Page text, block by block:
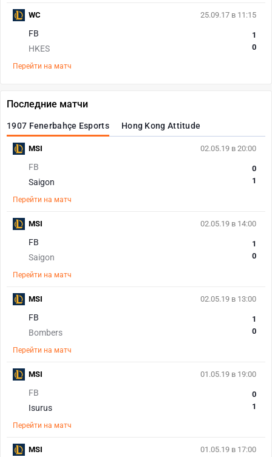
25.09.17 в 11:15
FB
HKES
1
0
Перейти на матч
WC
Последние матчи
1907 Fenerbahçe Esports Hong Kong Attitude
02.05.19 в 20:00
FB
Saigon
0
1
Перейти на матч
MSI
02.05.19 в 14:00
FB
Saigon
1
0
Перейти на матч
MSI
02.05.19 в 13:00
FB
Bombers
1
0
Перейти на матч
MSI
01.05.19 в 19:00
FB
Isurus
0
1
Перейти на матч
MSI
01.05.19 в 17:00
MSI